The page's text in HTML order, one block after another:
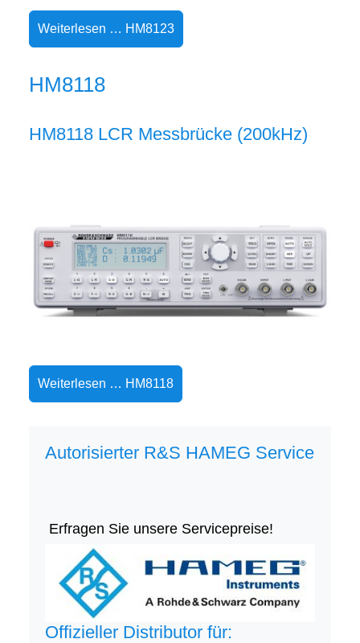
Weiterlesen … HM8123
HM8118
HM8118 LCR Messbrücke (200kHz)
Weiterlesen … HM8118
Autorisierter R&S HAMEG Service
Erfragen Sie unsere Servicepreise!
Offizieller Distributor für: